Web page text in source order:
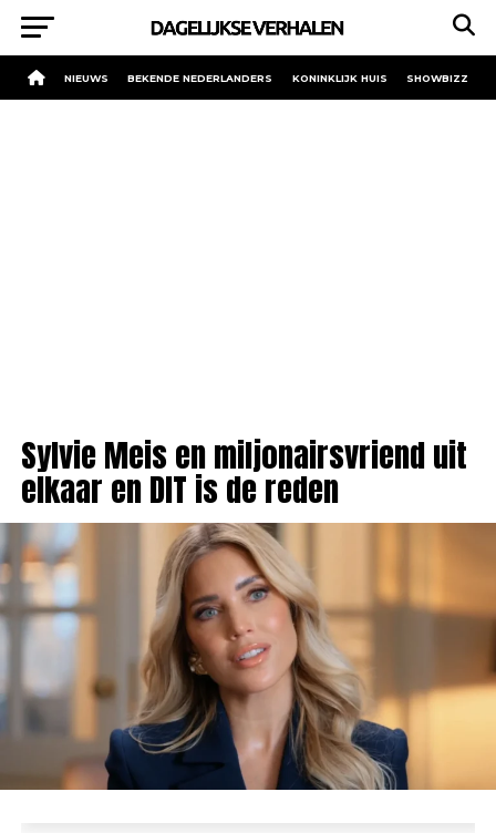
NIEUWS BEKENDE NEDERLANDERS KONINKLIJK HUIS SHOWBIZZ
Sylvie Meis en miljonairsvriend uit
elkaar en DIT is de reden